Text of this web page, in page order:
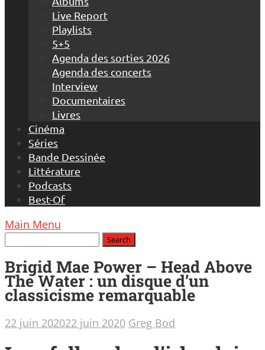
Live Report
Playlists
5+5
Agenda des sorties 2026
Agenda des concerts
Interview
Documentaires
Livres
Cinéma
Séries
Bande Dessinée
Littérature
Podcasts
Best-Of
Main Menu
Brigid Mae Power – Head Above
The Water : un disque d’un
classicisme remarquable
22 juin 202022 juin 2020 Greg Bod